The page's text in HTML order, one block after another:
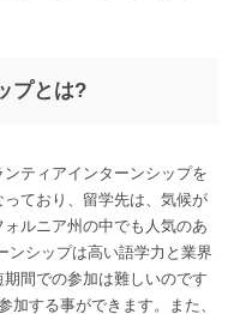
プとは?
ティアインターンシップを
ており、留学先は、気候が
ルニア州の中でも人気のあ
ンシップは高い語学力と業界
間での参加は難しいのです
加する事ができます。また、